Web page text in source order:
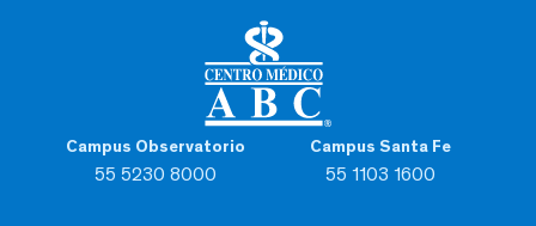
Campus Observatorio
55 5230 8000
Campus Santa Fe
55 1103 1600